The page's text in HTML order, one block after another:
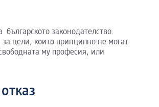
законодателство.
за цели, които принципно не могат
му професия, или